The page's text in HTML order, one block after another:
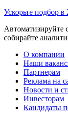
Ускорьте подбор в
Автоматизируйте
собирайте
О компании
Наши
Партнерам
Реклама на
Новости и
Инвесторам
Кандидаты